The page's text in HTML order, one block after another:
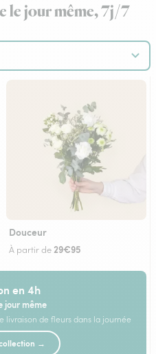
le jour même, 7j/7
Douceur
À partir de29€95
en 4h
jour même
livraison de fleurs dans la journée
→